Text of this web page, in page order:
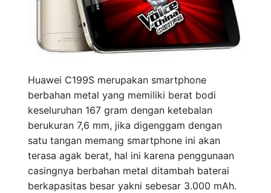
Huawei C199S merupakan smartphone
berbahan metal yang memiliki berat bodi
keseluruhan 167 gram dengan ketebalan
berukuran 7,6 mm, jika digenggam dengan
satu tangan memang smartphone ini akan
terasa agak berat, hal ini karena penggunaan
casingnya berbahan metal ditambah baterai
berkapasitas besar yakni sebesar 3.000 mAh.